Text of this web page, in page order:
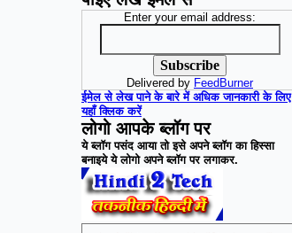
Enter your email address:
Delivered by FeedBurner
ईमेल से लेख पाने के बारे में अधिक जानकारी के लिए
यहाँ क्लिक करें
लोगो आपके ब्लॉग पर
ये ब्लॉग पसंद आया तो इसे अपने ब्लॉग का हिस्सा
बनाइये ये लोगो अपने ब्लॉग पर लगाकर.